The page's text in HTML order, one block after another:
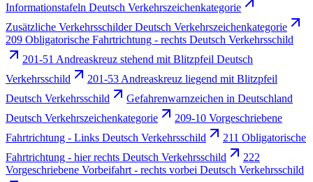
Informationstafeln Deutsch Verkehrszeichenkategorie
Zusätzliche Verkehrsschilder Deutsch Verkehrszeichenkategorie
209 Obligatorische Fahrtrichtung - rechts Deutsch Verkehrsschild
201-51 Andreaskreuz stehend mit Blitzpfeil Deutsch
Verkehrsschild
201-53 Andreaskreuz liegend mit Blitzpfeil
Deutsch Verkehrsschild
Gefahrenwarnzeichen in Deutschland
Deutsch Verkehrszeichenkategorie
209-10 Vorgeschriebene
Fahrtrichtung - Links Deutsch Verkehrsschild
211 Obligatorische
Fahrtrichtung - hier rechts Deutsch Verkehrsschild
222
Vorgeschriebene Vorbeifahrt - rechts vorbei Deutsch Verkehrsschild